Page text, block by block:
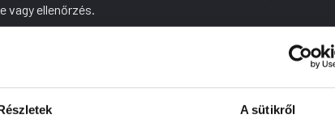
A sütikről
vagy ellenőrzés.
időpontban veheted át, készen a biztonságos
kérdések